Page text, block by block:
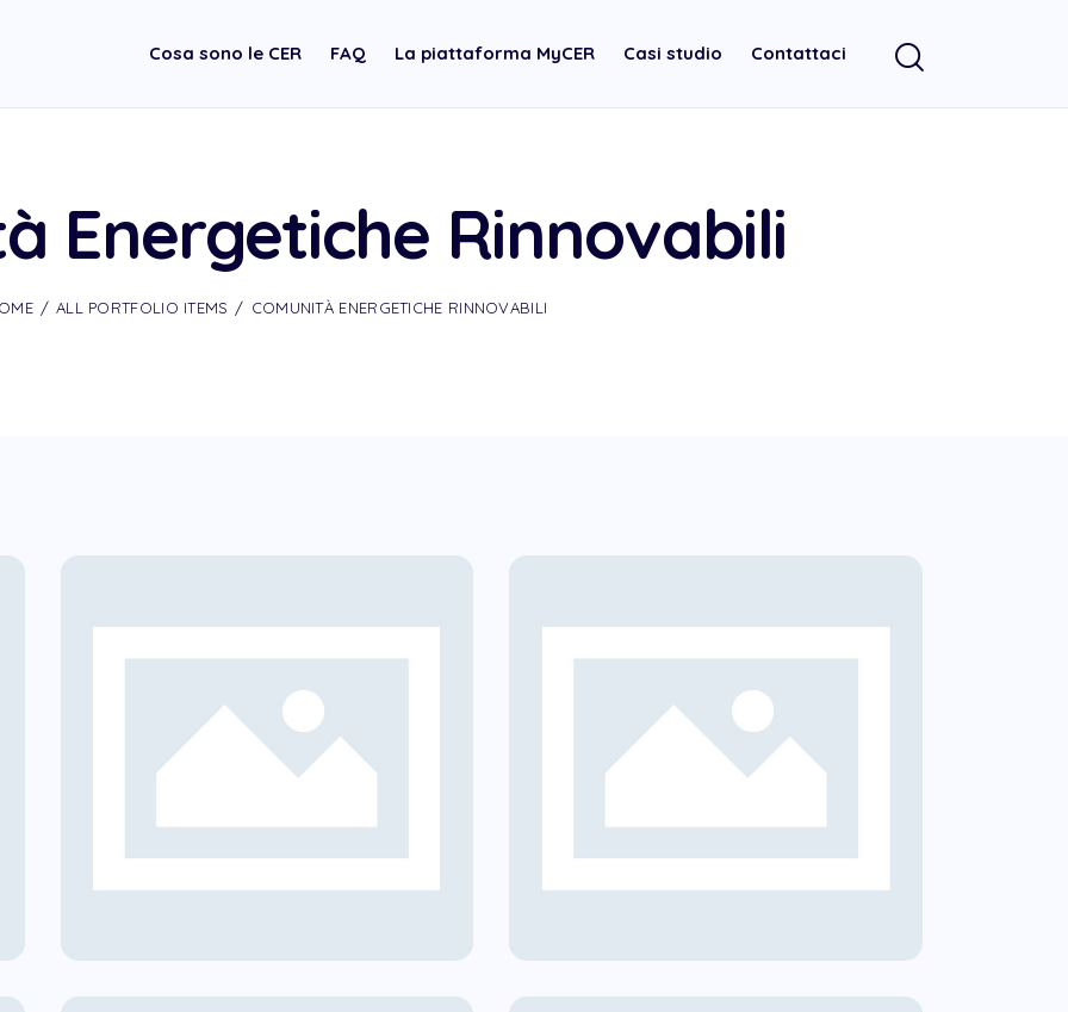
Cosa sono le CER FAQ La piattaforma MyCER Casi studio Contattaci
Energetiche Rinnovabili
ALL PORTFOLIO ITEMS COMUNITÀ ENERGETICHE RINNOVABILI
CER | Comunità Solare
Ponte Nelle Alpi
Comunità Energetiche Rinnovabili